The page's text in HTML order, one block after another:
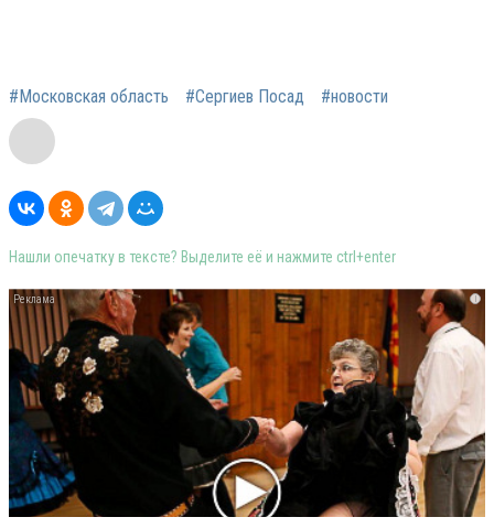
#Московская область #Сергиев Посад #новости
Нашли опечатку в тексте? Выделите её и нажмите ctrl+enter
i